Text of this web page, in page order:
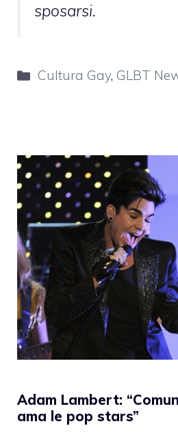
sposarsi.
Categorie
Cultura Gay, GLBT
Adam Lambert:
ama le pop stars”